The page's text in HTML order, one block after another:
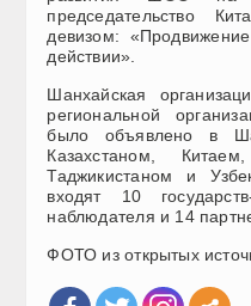
председательство
девизом:
действии».
Шанхайская
региональной
было объявлено в
Казахстаном,
Таджикистаном и
входят 10
наблюдателя и 14
ФОТО из открытых